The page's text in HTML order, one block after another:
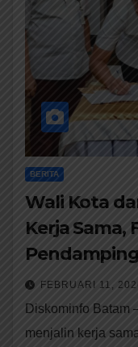
BERITA
Wali Kota
Kerja Sama,
FEBRUARI 11,
Diskominfo Batam
menjalin kerja